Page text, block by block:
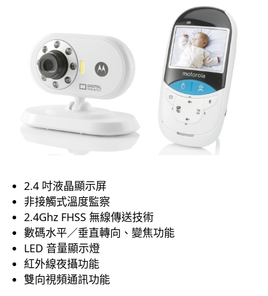
2.4 吋液晶顯示屏
非接觸式溫度監察
2.4Ghz FHSS 無線傳送技術
數碼水平／垂直轉向、變焦功能
LED 音量顯示燈
紅外線夜攝功能
雙向視頻通訊功能